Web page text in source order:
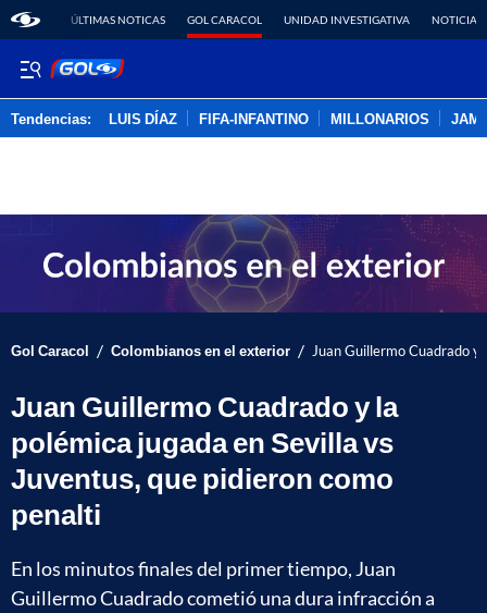
ÚLTIMAS NOTICAS GOL CARACOL UNIDAD INVESTIGATIVA NOTICIAS
Tendencias: LUIS DÍAZ FIFA-INFANTINO MILLONARIOS
Gol Caracol / Colombianos en el exterior / Juan Guillermo Cuadrado
Juan Guillermo Cuadrado y la
polémica jugada en Sevilla vs
Juventus, que pidieron como
penalti
En los minutos finales del primer tiempo, Juan
Guillermo Cuadrado cometió una dura infracción a